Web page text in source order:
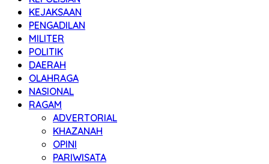
KEJAKSAAN
PENGADILAN
MILITER
POLITIK
DAERAH
OLAHRAGA
NASIONAL
RAGAM
ADVERTORIAL
KHAZANAH
OPINI
PARIWISATA